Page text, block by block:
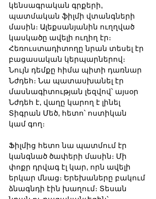
կենսագրական գրքերի,
պատմական ֆիլմի վտանգների
մասին։ Ալեքսանյանին ուղղված
կասկածը ավելի ուղիղ էր։
Հեռուստադիտողը նրան տեսել էր
բացասական կերպարներով։
Նույն դեմքը հիմա պիտի դառնար
Նժդեհ։ Նա պատասխանել էր
մասնագիտության լեզվով՝ այսօր
Նժդեհ է, վաղը կարող է լինել
Տիգրան Մեծ, հետո՝ ոստիկան
կամ գող։
Ֆիլմից հետո նա պատմում էր
կանգնած ծափերի մասին։ Մի
փոքր դրվագ էլ կար, որն ավելի
երկար մնաց։ Երեխաները բակում
ձնագնդի էին խաղում։ Տեսան